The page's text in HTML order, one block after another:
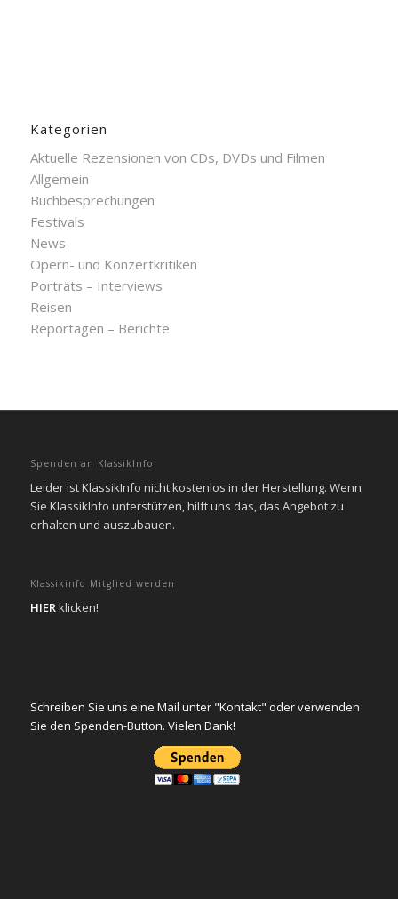
Kategorien
Aktuelle Rezensionen von CDs, DVDs und Filmen
Allgemein
Buchbesprechungen
Festivals
News
Opern- und Konzertkritiken
Porträts – Interviews
Reisen
Reportagen – Berichte
Spenden an KlassikInfo
Leider ist KlassikInfo nicht kostenlos in der Herstellung. Wenn
Sie KlassikInfo unterstützen, hilft uns das, das Angebot zu
erhalten und auszubauen.
Klassikinfo Mitglied werden
HIERklicken!
Schreiben Sie uns eine Mail unter "Kontakt" oder verwenden
Sie den Spenden-Button. Vielen Dank!